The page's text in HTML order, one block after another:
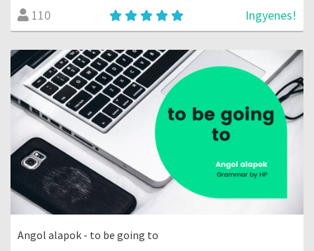
110 Ingyenes!
Angol alapok - to be going to